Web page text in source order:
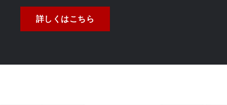
詳しくはこちら